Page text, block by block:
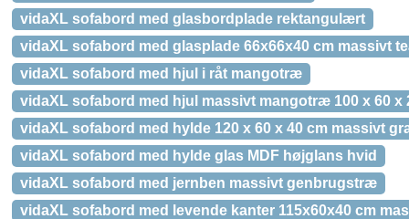
vidaXL sofabord med glasbordplade rektangulært
vidaXL sofabord med glasplade 66x66x40 cm massivt
vidaXL sofabord med hjul i råt mangotræ
vidaXL sofabord med hjul massivt mangotræ 100 x 60 x
vidaXL sofabord med hylde 120 x 60 x 40 cm massivt
vidaXL sofabord med hylde glas MDF højglans hvid
vidaXL sofabord med jernben massivt genbrugstræ
vidaXL sofabord med levende kanter 115x60x40 cm